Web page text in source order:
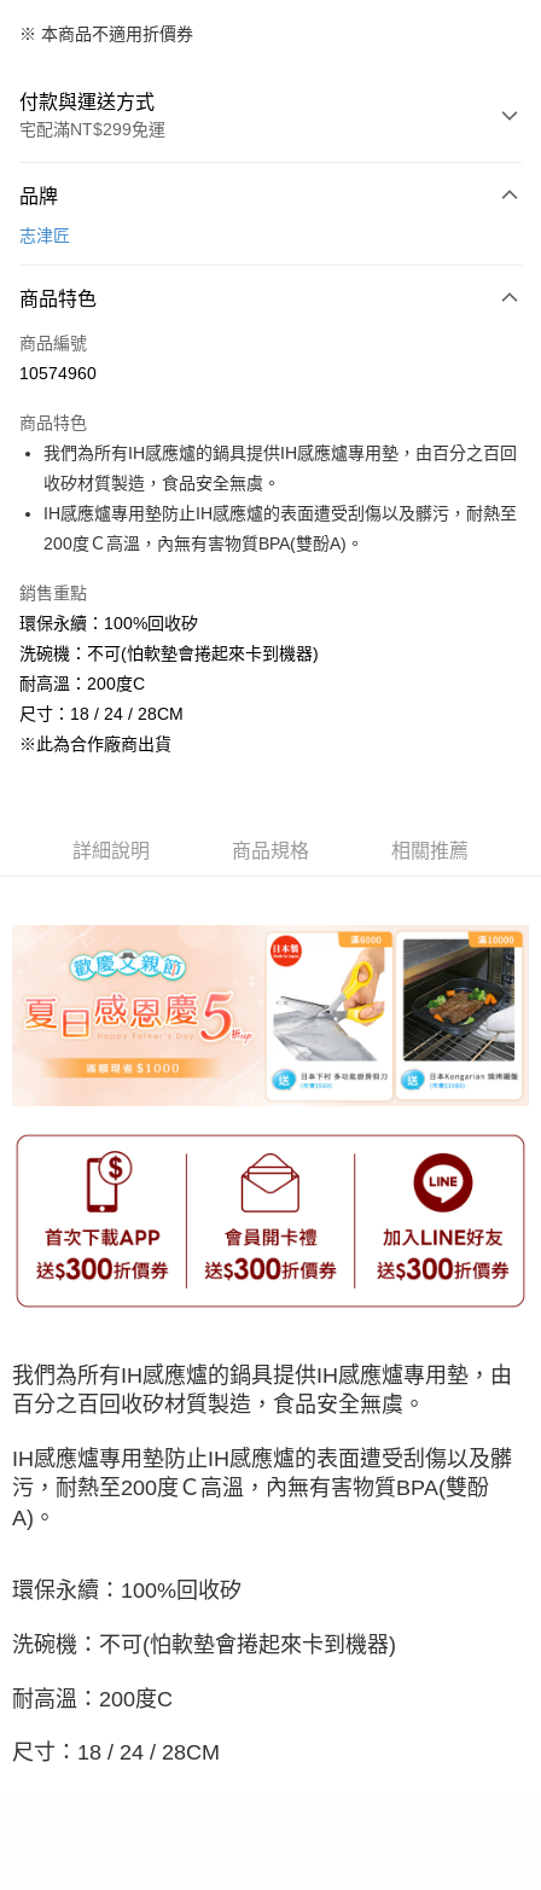
※ 本商品不適用折價券
付款與運送方式
宅配滿NT$299免運
信用卡一次付款
Apple Pay
悠遊付
全盈+PAY
大哥付你分期
相關說明
【大哥付你分期使用說明】
1.本服務由台灣大哥大提供，台灣大哥大用戶可立即使用無須另外申請。
流程，驗證手機門號後，選擇欲分期的期數、繳款截止日，確認付款後即完
成交易。
3.實際核准額度、可分期數及費用金額請依後續交易確認頁面所載為準。
4.訂單成立30分鐘內，如未前往確認交易或遇審核未通過，訂單將自動取
消。如遇「轉專審核」未通過狀況，表示未達大哥付你分期系統評分，恕無
法說明評估內容。
1.分期款項不併入電信帳單，「大哥付你分期」於每月結算日後寄送繳費提
【注意事項】
買賣價金債權讓與本公司後，依約使用本公司帳單繳交帳款。
2.基於同意付款使用「大哥付你分期」之契約關係目的，商店將以您的個人
資料（包含姓名、電話或地址）提供予台灣大哥大進項蒐集、處理及利用，
由本公司與您本人進行分期帳單所需資料之確認、核對及更正。
3.完整用戶服務條款，請詳閱以下連結：https://oppay.tw/userRule
ATM付款
運送方式
宅配【父親節大回饋】限時$299免運
每筆NT$150，滿NT$299(含以上)免運費
品牌
志津匠
商品特色
商品編號
10574960
商品特色
我們為所有IH感應爐的鍋具提供IH感應爐專用墊，由百分之百回
收矽材質製造，食品安全無虞。
IH感應爐專用墊防止IH感應爐的表面遭受刮傷以及髒污，耐熱至
200度Ｃ高溫，內無有害物質BPA(雙酚A)。
銷售重點
環保永續：100%回收矽
洗碗機：不可(怕軟墊會捲起來卡到機器)
耐高溫：200度C
尺寸：18 / 24 / 28CM
※此為合作廠商出貨
詳細說明 商品規格 相關推薦
我們為所有IH感應爐的鍋具提供IH感應爐專用墊，由
百分之百回收矽材質製造，食品安全無虞。
IH感應爐專用墊防止IH感應爐的表面遭受刮傷以及髒
污，耐熱至200度Ｃ高溫，內無有害物質BPA(雙酚
A)。
環保永續：100%回收矽
洗碗機：不可(怕軟墊會捲起來卡到機器)
耐高溫：200度C
尺寸：18 / 24 / 28CM